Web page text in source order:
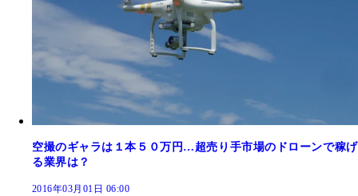
空撮のギャラは１本５０万円…超売り手市場のドローンで稼げ
る業界は？
2016年03月01日 06:00